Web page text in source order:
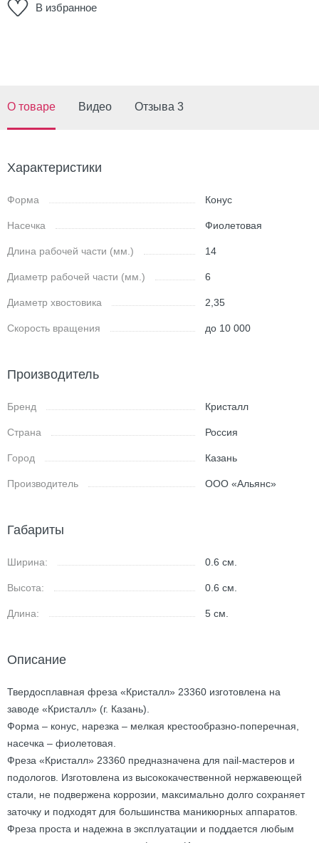
В избранное
О товаре Видео Отзыва 3
Характеристики
Форма Конус
Насечка Фиолетовая
Длина рабочей части (мм.) 14
Диаметр рабочей части (мм.) 6
Диаметр хвостовика 2,35
Скорость вращения до 10 000
Производитель
Бренд Кристалл
Страна Россия
Город Казань
Производитель ООО «Альянс»
Габариты
Ширина: 0.6см.
Высота: 0.6см.
Длина: 5см.
Описание
Твердосплавная фреза «Кристалл» 23360 изготовлена на
заводе «Кристалл» (г. Казань).
Форма – конус, нарезка – мелкая крестообразно-поперечная,
насечка – фиолетовая.
Фреза «Кристалл» 23360 предназначена для nail-мастеров и
подологов. Изготовлена из высококачественной нержавеющей
стали, не подвержена коррозии, максимально долго сохраняет
заточку и подходят для большинства маникюрных аппаратов.
Фреза проста и надежна в эксплуатации и поддается любым